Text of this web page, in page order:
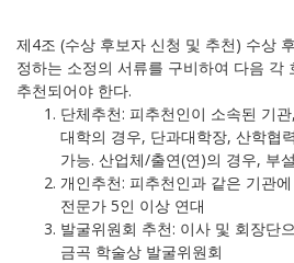
제4조 (수상 후보자 신청 및 추천) 수상
정하는 소정의 서류를 구비하여 다음 각
추천되어야 한다.
단체추천: 피추천인이 소속된 기
대학의 경우, 단과대학장, 산학협
가능. 산업체/출연(연)의 경우, 부
개인추천: 피추천인과 같은 기관
전문가 5인 이상 연대
발굴위원회 추천: 이사 및 회장단
금곡 학술상 발굴위원회